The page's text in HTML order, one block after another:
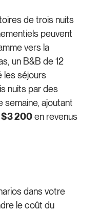
de trois nuits
peuvent
vers la
un B&B de 12
les séjours
nuits par des
semaine, ajoutant
$3 200en revenus
dans votre
le coût du